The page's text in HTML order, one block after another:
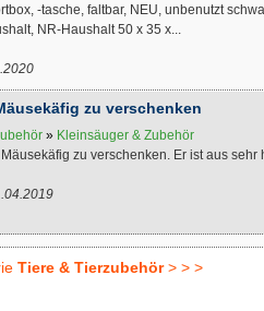
-tasche, faltbar, NEU, unbenutzt
NR-Haushalt 50 x 35 x...
zu verschenken
» Kleinsäuger & Zubehör
zu verschenken. Er ist aus sehr
Tiere & Tierzubehör> > >